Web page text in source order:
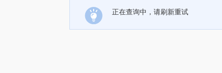
正在查询中，请刷新重试